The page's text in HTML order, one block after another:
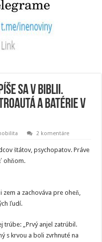
sa v Biblii.
a batérie v
2 komentáre
štátov, psychopatov. Práve
ohňom.
zem a zachováva pre oheň,
ľudí.
trúbe: „Prvý anjel zatrúbil.
s krvou a boli zvrhnuté na